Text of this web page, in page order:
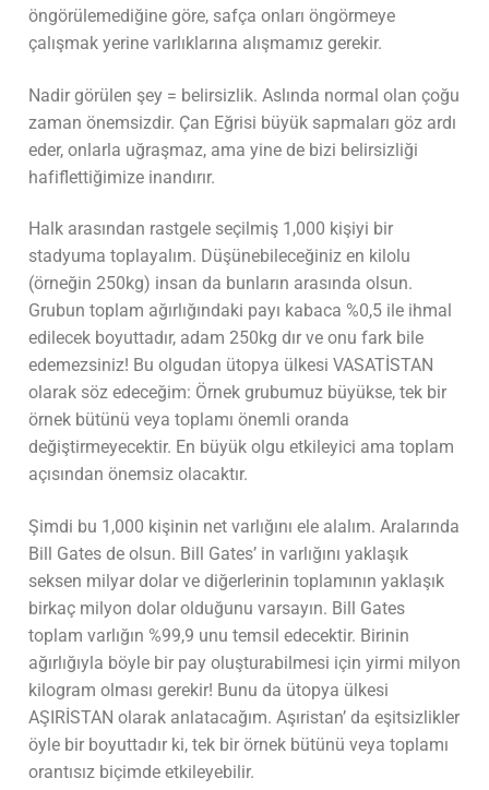
öngörülemediğine göre, safça onları öngörmeye
çalışmak yerine varlıklarına alışmamız gerekir.
Nadir görülen şey = belirsizlik. Aslında normal olan çoğu
zaman önemsizdir. Çan Eğrisi büyük sapmaları göz ardı
eder, onlarla uğraşmaz, ama yine de bizi belirsizliği
hafiflettiğimize inandırır.
Halk arasından rastgele seçilmiş 1,000 kişiyi bir
stadyuma toplayalım. Düşünebileceğiniz en kilolu
(örneğin 250kg) insan da bunların arasında olsun.
Grubun toplam ağırlığındaki payı kabaca %0,5 ile ihmal
edilecek boyuttadır, adam 250kg dır ve onu fark bile
edemezsiniz! Bu olgudan ütopya ülkesi VASATİSTAN
olarak söz edeceğim: Örnek grubumuz büyükse, tek bir
örnek bütünü veya toplamı önemli oranda
değiştirmeyecektir. En büyük olgu etkileyici ama toplam
açısından önemsiz olacaktır.
Şimdi bu 1,000 kişinin net varlığını ele alalım. Aralarında
Bill Gates de olsun. Bill Gates’ in varlığını yaklaşık
seksen milyar dolar ve diğerlerinin toplamının yaklaşık
birkaç milyon dolar olduğunu varsayın. Bill Gates
toplam varlığın %99,9 unu temsil edecektir. Birinin
ağırlığıyla böyle bir pay oluşturabilmesi için yirmi milyon
kilogram olması gerekir! Bunu da ütopya ülkesi
AŞIRİSTAN olarak anlatacağım. Aşıristan’ da eşitsizlikler
öyle bir boyuttadır ki, tek bir örnek bütünü veya toplamı
orantısız biçimde etkileyebilir.